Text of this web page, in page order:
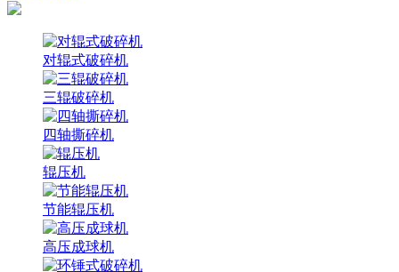
对辊式破碎机
三辊破碎机
四轴撕碎机
辊压机
节能辊压机
高压成球机